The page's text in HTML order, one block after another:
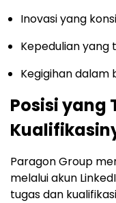
Inovasi yang
Kepedulian yang
Kegigihan dalam
Posisi yang
Paragon Group
melalui akun
tugas dan